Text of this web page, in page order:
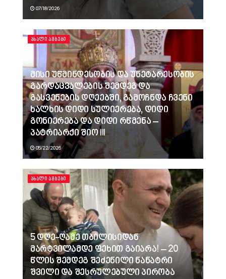
07/18/2026
ᲐᲮᲐᲚᲘ ᲐᲛᲑᲔᲑᲘ
მისი უწმინდესობის და უნეტარესობის
გარდაცვალების შემდეგ და
გასვენების დღეებში, გამოჩნდა ჩვენი
ხალხის დიდი სულიერება, დიდი
გონიერება და დიდი რწმენა –
პატრიარქი შიო III
05/22/2026
ᲐᲮᲐᲚᲘ ᲐᲛᲑᲔᲑᲘ
5 დღე-ღამე თბილისიდან
მარტვილამდე ფეხით გაიარა! – 20
წლის შემდეგ შეძენილი ნანატრი
შვილი და შესრულებული პირობა